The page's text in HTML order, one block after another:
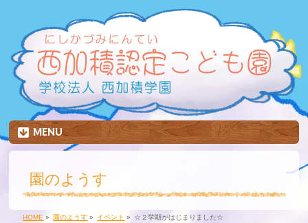
MENU
園のようす
HOME » 園のようす » イベント » ☆２学期がはじまりました☆